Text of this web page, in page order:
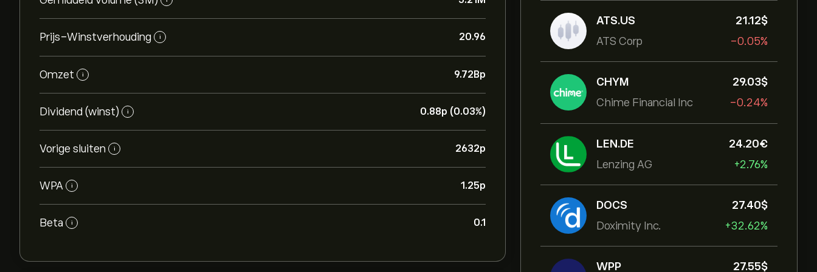
ATS.US
ATS Corp
21.12‎$‎
-0.05%
CHYM
Chime Financial Inc
29.03‎$‎
-0.24%
LEN.DE
Lenzing AG
24.20‎€‎
+2.76%
DOCS
Doximity Inc.
27.40‎$‎
+32.62%
WPP 27.55‎$‎
Prijs-Winstverhouding i 20.96
Omzet i 9.72B‎p‎
Dividend (winst) i 0.88‎p‎ (0.03%)
Vorige sluiten i 2632‎p‎
WPA i 1.25‎p‎
Beta i 0.1